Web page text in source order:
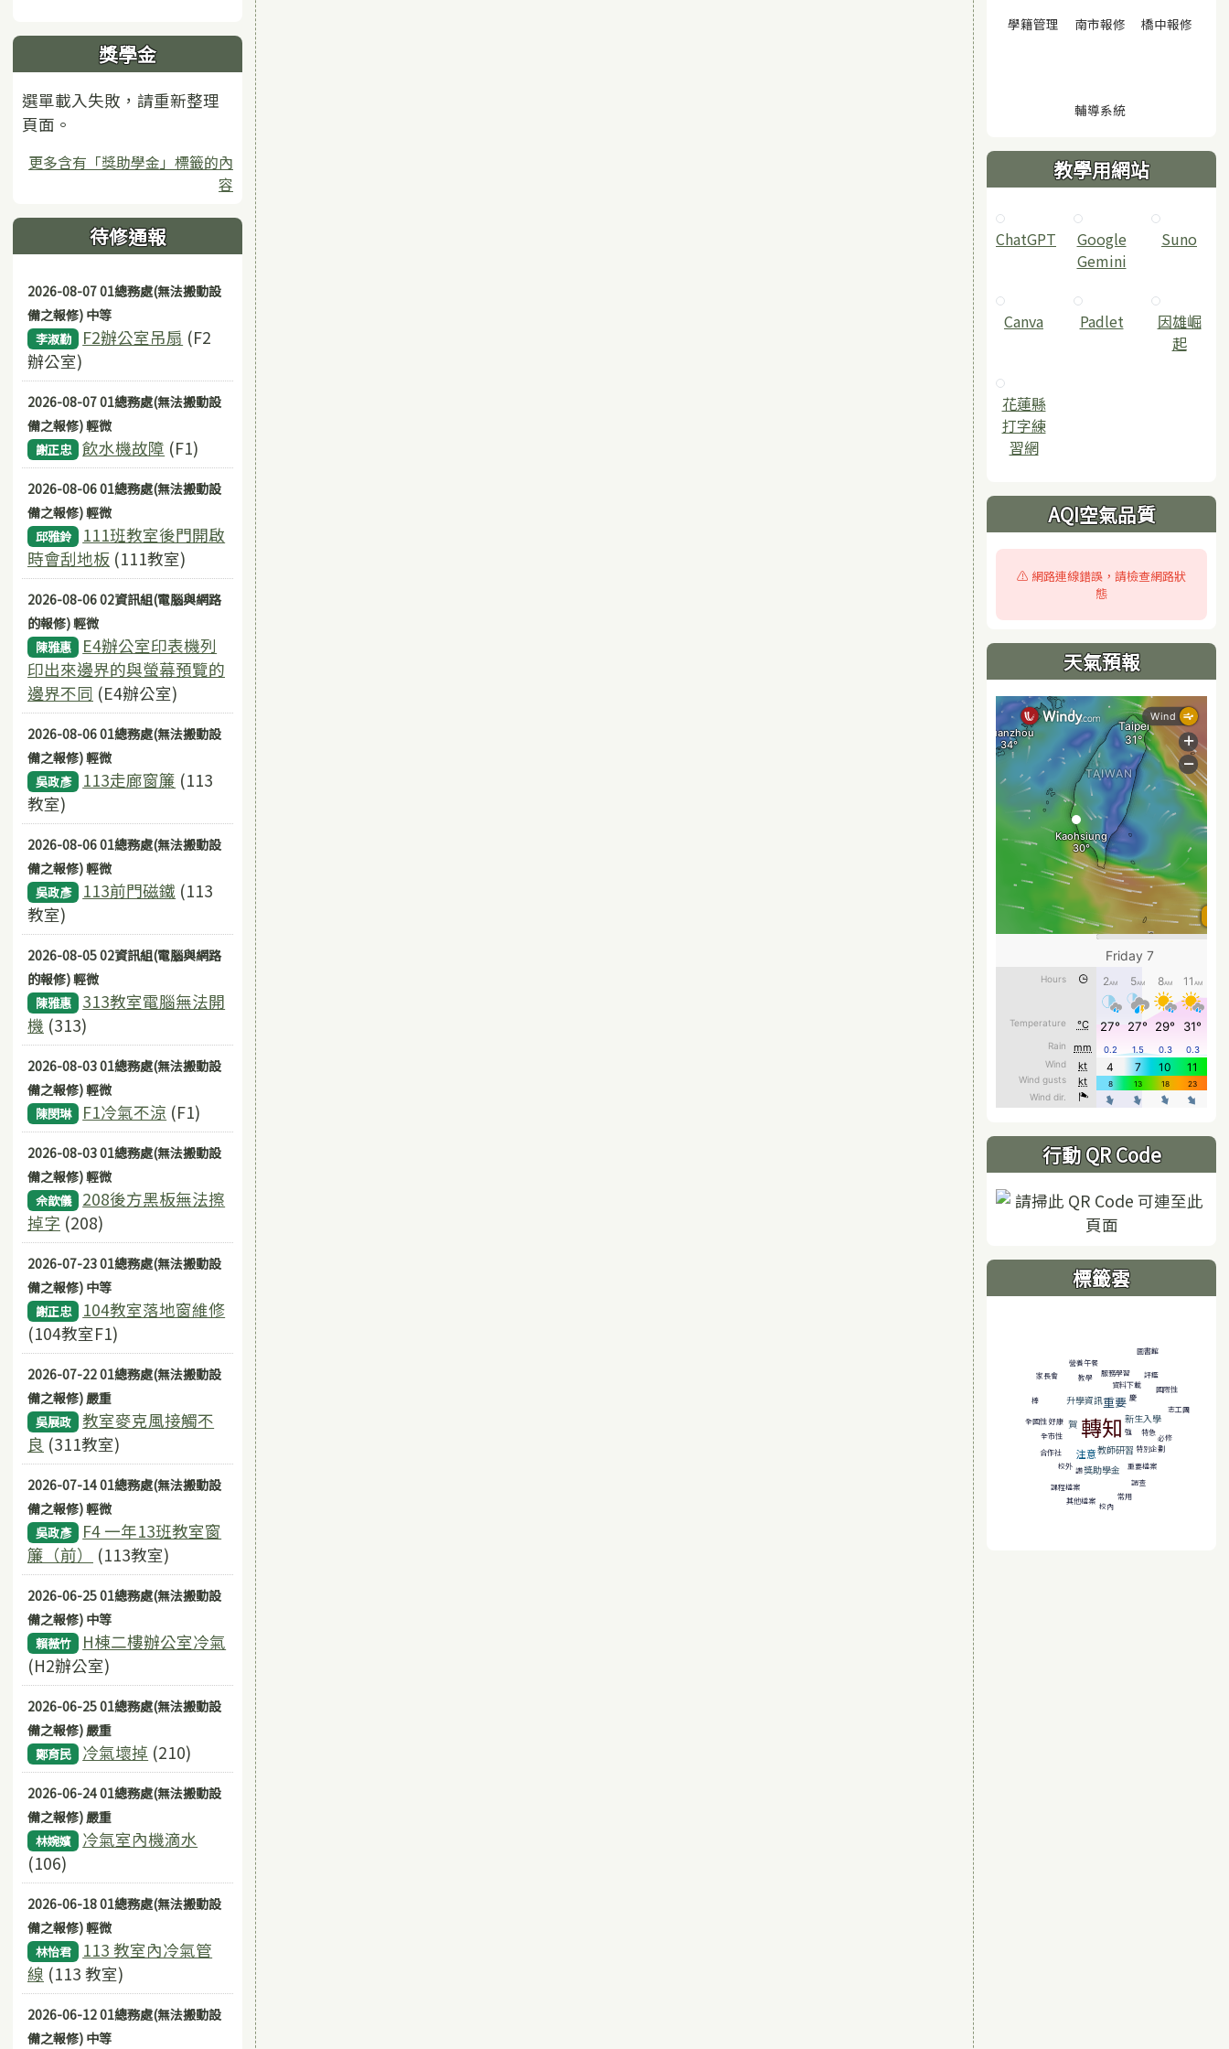
獎學金
選單載入失敗，請重新整理
頁面。
更多含有「獎助學金」標籤的內
容
待修通報
2026-08-07 01總務處(無法搬動設
備之報修) 中等
李淑勤 F2辦公室吊扇 (F2
辦公室)
2026-08-07 01總務處(無法搬動設
備之報修) 輕微
謝正忠 飲水機故障 (F1)
2026-08-06 01總務處(無法搬動設
備之報修) 輕微
邱雅鈴
111班教室後門開啟
時會刮地板 (111教室)
2026-08-06 02資訊組(電腦與網路
的報修) 輕微
陳雅惠
E4辦公室印表機列
印出來邊界的與螢幕預覽的
邊界不同 (E4辦公室)
2026-08-06 01總務處(無法搬動設
備之報修) 輕微
吳政彥 113走廊窗簾 (113
教室)
2026-08-06 01總務處(無法搬動設
備之報修) 輕微
吳政彥 113前門磁鐵 (113
教室)
2026-08-05 02資訊組(電腦與網路
的報修) 輕微
陳雅惠
313教室電腦無法開
機 (313)
2026-08-03 01總務處(無法搬動設
備之報修) 輕微
陳閔琳 F1冷氣不涼 (F1)
2026-08-03 01總務處(無法搬動設
備之報修) 輕微
佘歆儀
208後方黑板無法擦
掉字 (208)
2026-07-23 01總務處(無法搬動設
備之報修) 中等
謝正忠
104教室落地窗維修
(104教室F1)
2026-07-22 01總務處(無法搬動設
備之報修) 嚴重
吳展政
教室麥克風接觸不
良 (311教室)
2026-07-14 01總務處(無法搬動設
備之報修) 輕微
吳政彥
F4 一年13班教室窗
簾（前）
(113教室)
2026-06-25 01總務處(無法搬動設
備之報修) 中等
賴薇竹
H棟二樓辦公室冷氣
(H2辦公室)
2026-06-25 01總務處(無法搬動設
備之報修) 嚴重
鄭育民 冷氣壞掉 (210)
2026-06-24 01總務處(無法搬動設
備之報修) 嚴重
林婉嬪
冷氣室內機滴水
(106)
2026-06-18 01總務處(無法搬動設
備之報修) 輕微
林怡君
113 教室內冷氣管
線 (113 教室)
2026-06-12 01總務處(無法搬動設
備之報修) 中等
學籍管理 (另開視窗)
南市報修 (另開視窗)
橋中報修
輔導系統(另開視窗)
教學用網站
ChatGPT
‎Google
Gemini
Suno
Canva Padlet
因雄崛
起
花蓮縣
打字練
習網
AQI空氣品質
⚠️ 網路連線錯誤，請檢查網路狀
態
天氣預報
行動 QR Code
標籤雲
家長會
營養午餐
圖書館
教學 服務學習
升學資訊重要
資料下載
評鑑
棒 慶
國際性
全國性 好康 賀 轉知 新生入學
志工團
合作社
全市性
校外
注意教師研習
強
特別企劃
特急
必修
獎助學金 重要檔案
課程檔案
讚
常用
調查
其他檔案 校內